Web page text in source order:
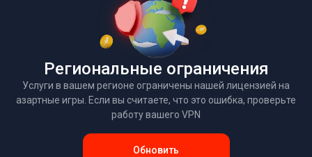
Региональные ограничения
Услуги в вашем регионе ограничены нашей лицензией на
азартные игры. Если вы считаете, что это ошибка, проверьте
работу вашего VPN
Обновить